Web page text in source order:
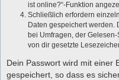
ist online?“-Funktion
Schließlich erfordern
Daten gespeichert werden.
bei Umfragen, der
von dir gesetzte
Dein Passwort wird mit einer
gespeichert, so dass es